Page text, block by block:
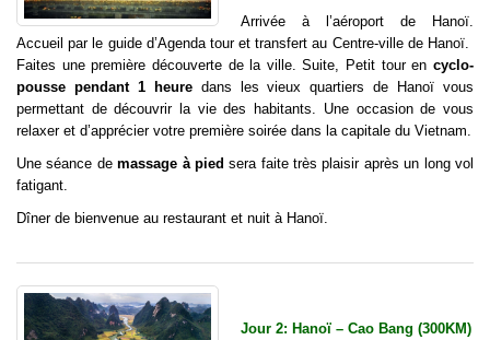
Arrivée à l’aéroport de Hanoï.
Accueil par le guide d’Agenda tour et transfert au Centre-ville de Hanoï.
Faites une première découverte de la ville. Suite, Petit tour en cyclo-
pousse pendant 1 heuredans les vieux quartiers de Hanoï vous
permettant de découvrir la vie des habitants. Une occasion de vous
relaxer et d’apprécier votre première soirée dans la capitale du Vietnam.
Une séance demassage à pied sera faite très plaisir après un long vol
fatigant.
Dîner de bienvenue au restaurant et nuit à Hanoï.
Jour 2: Hanoï – Cao Bang (300KM)